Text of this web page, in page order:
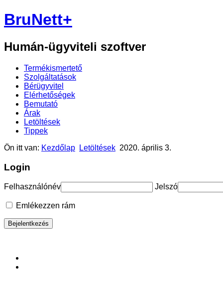
BruNett+
Humán-ügyviteli szoftver
Termékismertető
Szolgáltatások
Bérügyvitel
Elérhetőségek
Bemutató
Árak
Letöltések
Tippek
Ön itt van: Kezdőlap Letöltések 2020. április 3.
Login
Felhasználónév Jelszó
Emlékezzen rám